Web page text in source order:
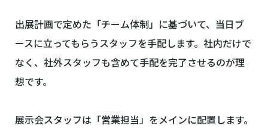
出展計画で定めた「チーム体制」に基づいて、当日ブ
ースに立ってもらうスタッフを手配します。社内だけで
なく、社外スタッフも含めて手配を完了させるのが理
想です。
展示会スタッフは「営業担当」をメインに配置します。